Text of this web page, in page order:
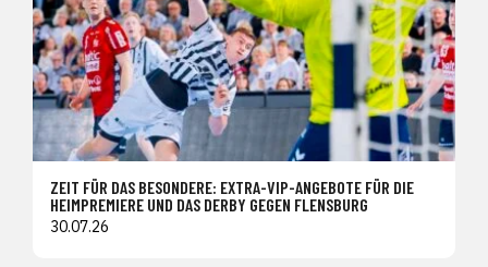
ZEIT FÜR DAS BESONDERE: EXTRA-VIP-ANGEBOTE FÜR DIE
HEIMPREMIERE UND DAS DERBY GEGEN FLENSBURG
30.07.26